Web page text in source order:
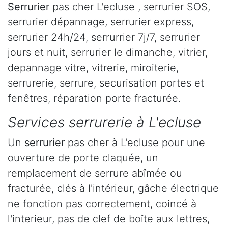
Serrurier pas cher L'ecluse , serrurier SOS,
serrurier dépannage, serrurier express,
serrurier 24h/24, serrurrier 7j/7, serrurier
jours et nuit, serrurier le dimanche, vitrier,
depannage vitre, vitrerie, miroiterie,
serrurerie, serrure, securisation portes et
fenêtres, réparation porte fracturée.
Services serrurerie à L'ecluse
Un serrurier pas cher à L'ecluse pour une
ouverture de porte claquée, un
remplacement de serrure abîmée ou
fracturée, clés à l'intérieur, gâche électrique
ne fonction pas correctement, coincé à
l'interieur, pas de clef de boîte aux lettres,